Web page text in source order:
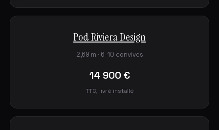
Pod Riviera Design
2,69 m · 6-10 convives
14 900 €
TTC, livré installé